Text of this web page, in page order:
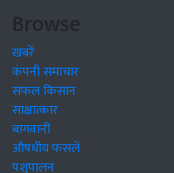
Browse
खबरें
कंपनी समाचार
सफल किसान
साक्षात्कार
बागवानी
औषधीय फसलें
पशुपालन